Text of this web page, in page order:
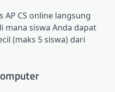
AP CS online langsung
mana siswa Anda dapat
(maks 5 siswa) dari